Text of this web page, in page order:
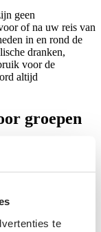
te
geen
of na uw reis van
in en rond de
dranken,
voor de
altijd
groepen